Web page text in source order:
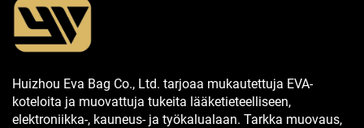
Huizhou Eva Bag Co., Ltd. tarjoaa mukautettuja EVA-
koteloita ja muovattuja tukeita lääketieteelliseen,
elektroniikka-, kauneus- ja työkalualaan. Tarkka muovaus,